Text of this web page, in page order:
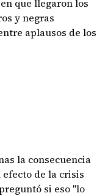
que llegaron los
y negras
aplausos de los
la consecuencia
de la crisis
si eso "lo